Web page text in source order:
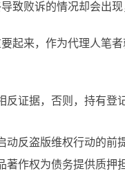
致败诉的情况却会出现
起来，作为代理人笔
反证据，否则，持有登
反盗版维权行动的前
作权为债务提供质押